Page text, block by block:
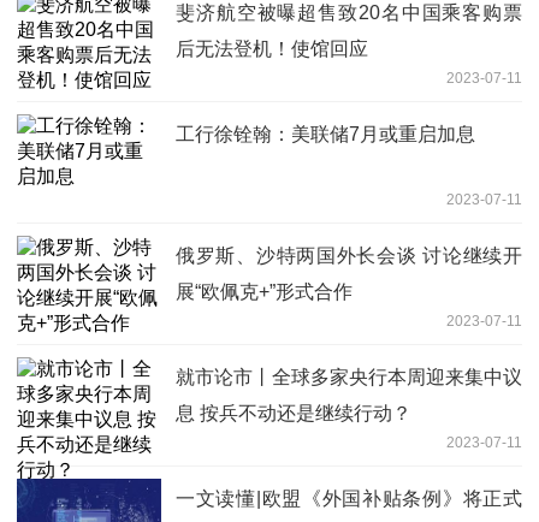
斐济航空被曝超售致20名中国乘客购票
后无法登机！使馆回应
2023-07-11
工行徐铨翰：美联储7月或重启加息
2023-07-11
俄罗斯、沙特两国外长会谈 讨论继续开
展“欧佩克+”形式合作
2023-07-11
就市论市丨全球多家央行本周迎来集中议
息 按兵不动还是继续行动？
2023-07-11
一文读懂|欧盟《外国补贴条例》将正式